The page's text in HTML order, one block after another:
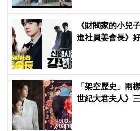
《財閥家的小兒
進社員姜會長》
「架空歷史」兩
世紀大君夫人》